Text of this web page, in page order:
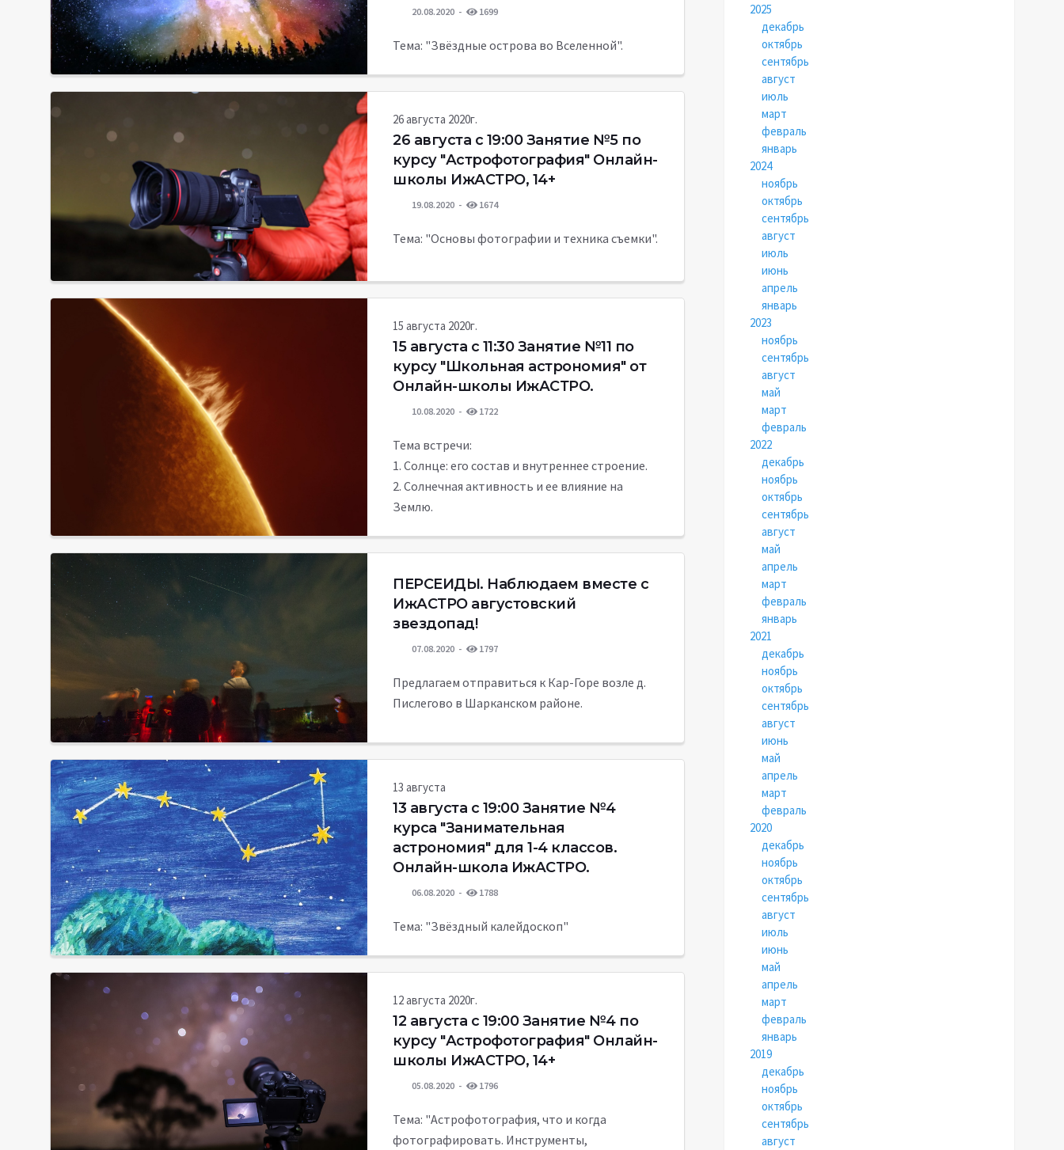
20.08.2020 1699
Тема: "Звёздные острова во Вселенной".
26 августа 2020г.
26 августа c 19:00 Занятие №5 по
курсу "Астрофотография" Онлайн-
школы ИжАСТРО, 14+
19.08.2020 1674
Тема: "Основы фотографии и техника съемки".
15 августа 2020г.
15 августа c 11:30 Занятие №11 по
курсу "Школьная астрономия" от
Онлайн-школы ИжАСТРО.
10.08.2020 1722
Тема встречи:
1. Солнце: его состав и внутреннее строение.
2. Солнечная активность и ее влияние на
Землю.
ПЕРСЕИДЫ. Наблюдаем вместе c
ИжАСТРО августовский
звездопад!
07.08.2020 1797
Предлагаем отправиться к Кар-Горе возле д.
Пислегово в Шарканском районе.
13 августа
13 августа c 19:00 Занятие №4
курса "Занимательная
астрономия" для 1-4 классов.
Онлайн-школа ИжАСТРО.
06.08.2020 1788
Тема: "Звёздный калейдоскоп"
12 августа 2020г.
12 августа c 19:00 Занятие №4 по
курсу "Астрофотография" Онлайн-
школы ИжАСТРО, 14+
05.08.2020 1796
Тема: "Астрофотография, что и когда
фотографировать. Инструменты,
2025
декабрь
октябрь
сентябрь
август
июль
март
февраль
январь
2024
ноябрь
октябрь
сентябрь
август
июль
июнь
апрель
январь
2023
ноябрь
сентябрь
август
май
март
февраль
2022
декабрь
ноябрь
октябрь
сентябрь
август
май
апрель
март
февраль
январь
2021
декабрь
ноябрь
октябрь
сентябрь
август
июнь
май
апрель
март
февраль
2020
декабрь
ноябрь
октябрь
сентябрь
август
июль
июнь
май
апрель
март
февраль
январь
2019
декабрь
ноябрь
октябрь
сентябрь
август